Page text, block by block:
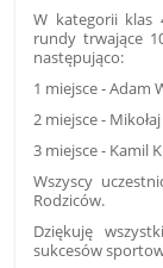
W kategorii klas
rundy trwające
następująco:
1 miejsce - Adam
2 miejsce -
3 miejsce - Kamil
Wszyscy
Rodziców.
Dziękuję
sukcesów